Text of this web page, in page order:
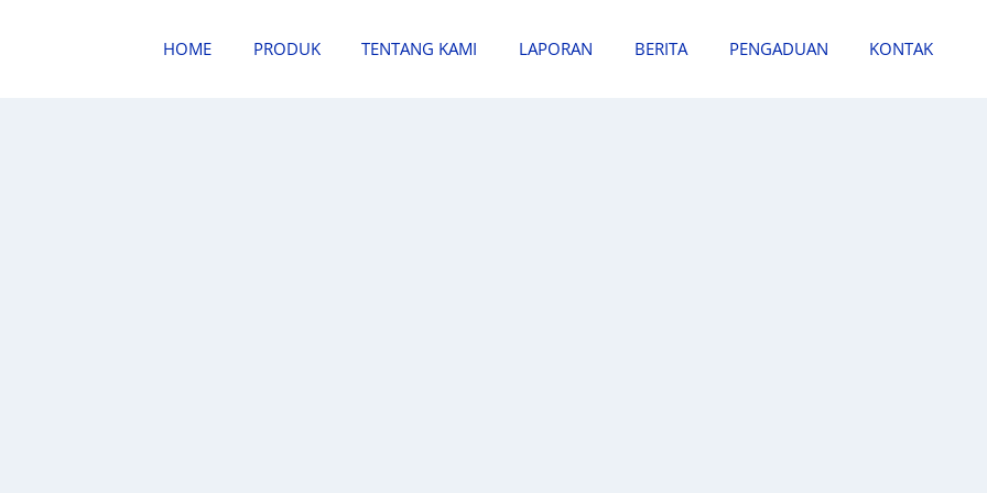
HOME PRODUK TENTANG KAMI LAPORAN BERITA PENGADUAN KONTAK